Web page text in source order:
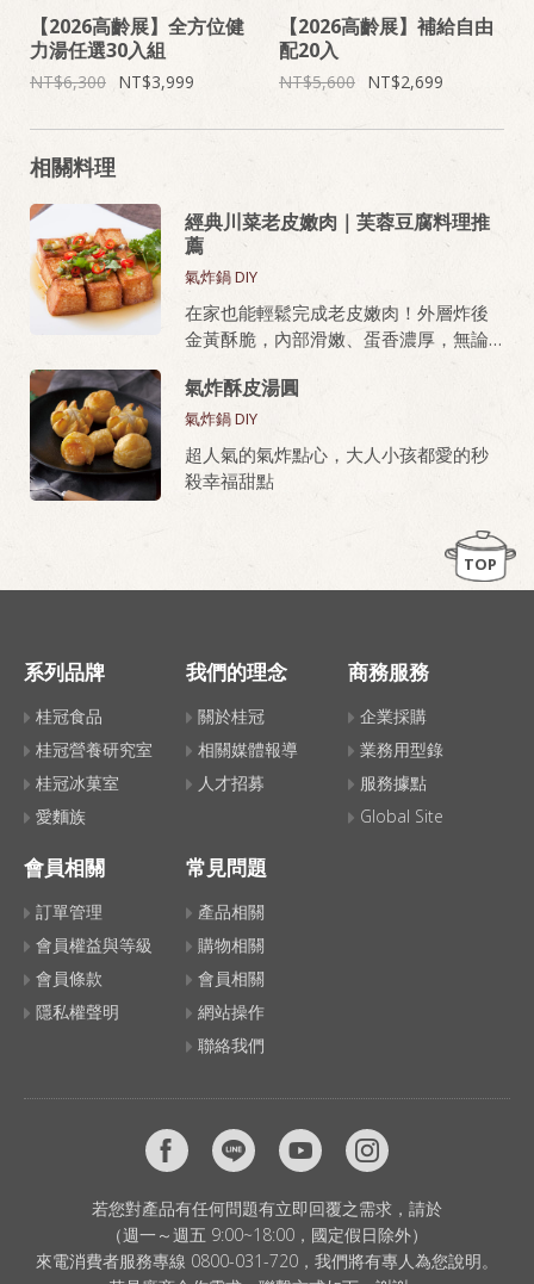
【2026高齡展】全方位健
力湯任選30入組
6,300 3,999
【2026高齡展】補給自由
配20入
5,600 2,699
相關料理
經典川菜老皮嫩肉｜芙蓉豆腐料理推
薦
氣炸鍋 DIY
在家也能輕鬆完成老皮嫩肉！外層炸後
金黃酥脆，內部滑嫩、蛋香濃厚，無論
廳級美味。
桂冠芙蓉豆腐，就是做老皮嫩肉的秘密
武器！
氣炸酥皮湯圓
氣炸鍋 DIY
超人氣的氣炸點心，大人小孩都愛的秒
殺幸福甜點
TOP
系列品牌
桂冠食品
桂冠營養研究室
桂冠冰菓室
愛麵族
我們的理念
關於桂冠
相關媒體報導
人才招募
商務服務
企業採購
業務用型錄
服務據點
Global Site
會員相關
訂單管理
會員權益與等級
會員條款
隱私權聲明
常見問題
產品相關
購物相關
會員相關
網站操作
聯絡我們
若您對產品有任何問題有立即回覆之需求，請於
（週一～週五 9:00~18:00，國定假日除外）
來電消費者服務專線 0800-031-720，我們將有專人為您說明。